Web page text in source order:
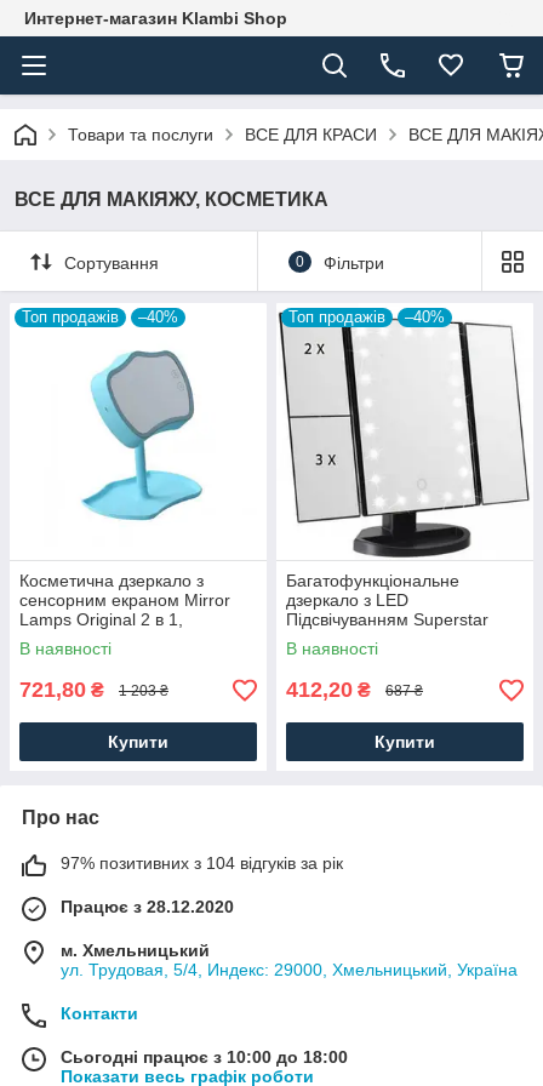
Интернет-магазин Klambi Shop
Товари та послуги ВСЕ ДЛЯ КРАСИ ВСЕ ДЛЯ
ВСЕ ДЛЯ МАКІЯЖУ, КОСМЕТИКА
Сортування 0 Фільтри
Топ продажів –40%
Косметична дзеркало з
сенсорним екраном Mirror
Lamps Original 2 в 1,
дзеркало для макіяжу з
підсвічуванням
В наявності
721,80 ₴ 1 203 ₴
Купити
Топ продажів –40%
Багатофункціональне
дзеркало з LED
Підсвічуванням Superstar
Magnifying Mirror 4в1, для
макіяжу з підсвічуванням
В наявності
412,20 ₴ 687 ₴
Купити
Про нас
97% позитивних з 104 відгуків за рік
Працює з 28.12.2020
м. Хмельницький
ул. Трудовая, 5/4, Индекс: 29000, Хмельницький, Україна
Контакти
Сьогодні працює з 10:00 до 18:00
Показати весь графік роботи